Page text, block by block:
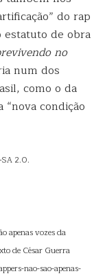
do rap
estatuto de obra
no
num dos
como o da
condição
SA 2.0.
apenas vozes da
de César Guerra
nao-sao-apenas-